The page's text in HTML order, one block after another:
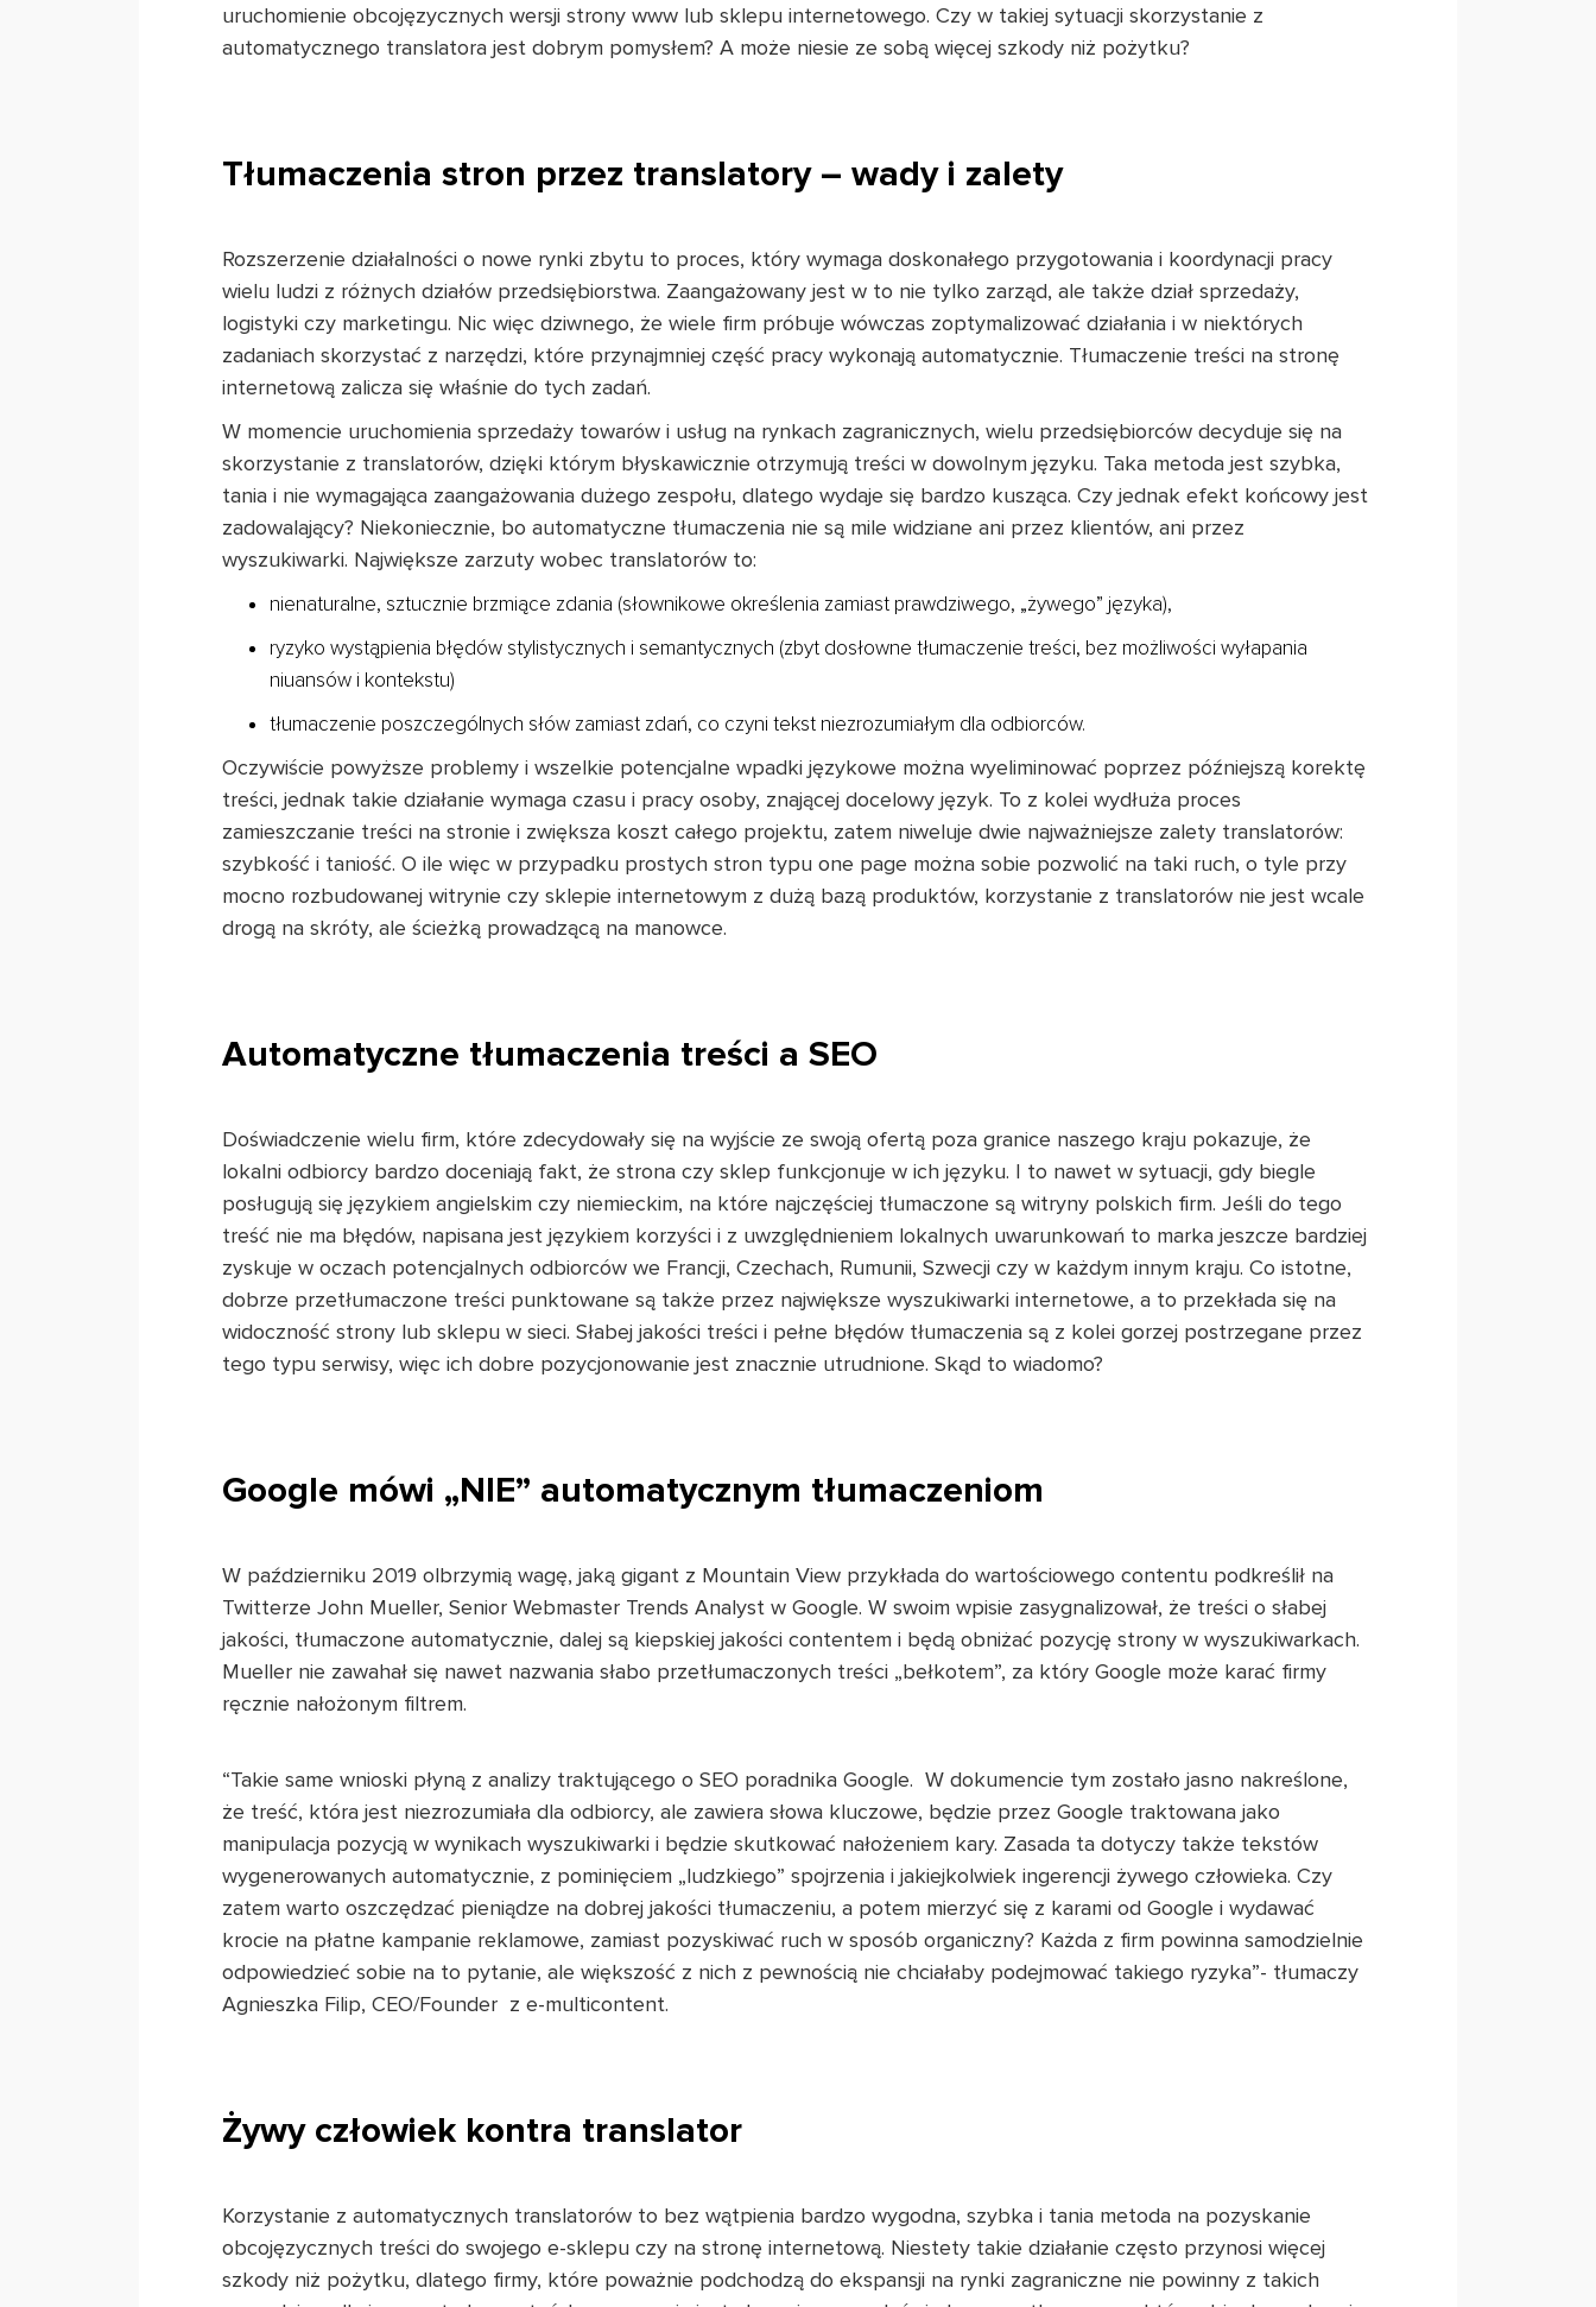
uruchomienie obcojęzycznych wersji strony www lub sklepu internetowego. Czy w takiej sytuacji skorzystanie z
automatycznego translatora jest dobrym pomysłem? A może niesie ze sobą więcej szkody niż pożytku?
Tłumaczenia stron przez translatory – wady i zalety
Rozszerzenie działalności o nowe rynki zbytu to proces, który wymaga doskonałego przygotowania i koordynacji pracy
wielu ludzi z różnych działów przedsiębiorstwa. Zaangażowany jest w to nie tylko zarząd, ale także dział sprzedaży,
logistyki czy marketingu. Nic więc dziwnego, że wiele firm próbuje wówczas zoptymalizować działania i w niektórych
zadaniach skorzystać z narzędzi, które przynajmniej część pracy wykonają automatycznie. Tłumaczenie treści na stronę
internetową zalicza się właśnie do tych zadań.
W momencie uruchomienia sprzedaży towarów i usług na rynkach zagranicznych, wielu przedsiębiorców decyduje się na
skorzystanie z translatorów, dzięki którym błyskawicznie otrzymują treści w dowolnym języku. Taka metoda jest szybka,
tania i nie wymagająca zaangażowania dużego zespołu, dlatego wydaje się bardzo kusząca. Czy jednak efekt końcowy jest
zadowalający? Niekoniecznie, bo automatyczne tłumaczenia nie są mile widziane ani przez klientów, ani przez
wyszukiwarki. Największe zarzuty wobec translatorów to:
nienaturalne, sztucznie brzmiące zdania (słownikowe określenia zamiast prawdziwego, „żywego” języka),
ryzyko wystąpienia błędów stylistycznych i semantycznych (zbyt dosłowne tłumaczenie treści, bez możliwości wyłapania
niuansów i kontekstu)
tłumaczenie poszczególnych słów zamiast zdań, co czyni tekst niezrozumiałym dla odbiorców.
Oczywiście powyższe problemy i wszelkie potencjalne wpadki językowe można wyeliminować poprzez późniejszą korektę
treści, jednak takie działanie wymaga czasu i pracy osoby, znającej docelowy język. To z kolei wydłuża proces
zamieszczanie treści na stronie i zwiększa koszt całego projektu, zatem niweluje dwie najważniejsze zalety translatorów:
szybkość i taniość. O ile więc w przypadku prostych stron typu one page można sobie pozwolić na taki ruch, o tyle przy
mocno rozbudowanej witrynie czy sklepie internetowym z dużą bazą produktów, korzystanie z translatorów nie jest wcale
drogą na skróty, ale ścieżką prowadzącą na manowce.
Automatyczne tłumaczenia treści a SEO
Doświadczenie wielu firm, które zdecydowały się na wyjście ze swoją ofertą poza granice naszego kraju pokazuje, że
lokalni odbiorcy bardzo doceniają fakt, że strona czy sklep funkcjonuje w ich języku. I to nawet w sytuacji, gdy biegle
posługują się językiem angielskim czy niemieckim, na które najczęściej tłumaczone są witryny polskich firm. Jeśli do tego
treść nie ma błędów, napisana jest językiem korzyści i z uwzględnieniem lokalnych uwarunkowań to marka jeszcze bardziej
zyskuje w oczach potencjalnych odbiorców we Francji, Czechach, Rumunii, Szwecji czy w każdym innym kraju. Co istotne,
dobrze przetłumaczone treści punktowane są także przez największe wyszukiwarki internetowe, a to przekłada się na
widoczność strony lub sklepu w sieci. Słabej jakości treści i pełne błędów tłumaczenia są z kolei gorzej postrzegane przez
tego typu serwisy, więc ich dobre pozycjonowanie jest znacznie utrudnione. Skąd to wiadomo?
Google mówi „NIE” automatycznym tłumaczeniom
W październiku 2019 olbrzymią wagę, jaką gigant z Mountain View przykłada do wartościowego contentu podkreślił na
Twitterze John Mueller, Senior Webmaster Trends Analyst w Google. W swoim wpisie zasygnalizował, że treści o słabej
jakości, tłumaczone automatycznie, dalej są kiepskiej jakości contentem i będą obniżać pozycję strony w wyszukiwarkach.
Mueller nie zawahał się nawet nazwania słabo przetłumaczonych treści „bełkotem”, za który Google może karać firmy
ręcznie nałożonym filtrem.
“Takie same wnioski płyną z analizy traktującego o SEO poradnika Google. W dokumencie tym zostało jasno nakreślone,
że treść, która jest niezrozumiała dla odbiorcy, ale zawiera słowa kluczowe, będzie przez Google traktowana jako
manipulacja pozycją w wynikach wyszukiwarki i będzie skutkować nałożeniem kary. Zasada ta dotyczy także tekstów
wygenerowanych automatycznie, z pominięciem „ludzkiego” spojrzenia i jakiejkolwiek ingerencji żywego człowieka. Czy
zatem warto oszczędzać pieniądze na dobrej jakości tłumaczeniu, a potem mierzyć się z karami od Google i wydawać
krocie na płatne kampanie reklamowe, zamiast pozyskiwać ruch w sposób organiczny? Każda z firm powinna samodzielnie
odpowiedzieć sobie na to pytanie, ale większość z nich z pewnością nie chciałaby podejmować takiego ryzyka”- tłumaczy
Agnieszka Filip, CEO/Founder z e-multicontent.
Żywy człowiek kontra translator
Korzystanie z automatycznych translatorów to bez wątpienia bardzo wygodna, szybka i tania metoda na pozyskanie
obcojęzycznych treści do swojego e-sklepu czy na stronę internetową. Niestety takie działanie często przynosi więcej
szkody niż pożytku, dlatego firmy, które poważnie podchodzą do ekspansji na rynki zagraniczne nie powinny z takich